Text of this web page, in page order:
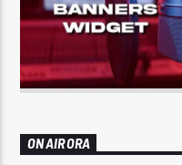
ON AIR ORA